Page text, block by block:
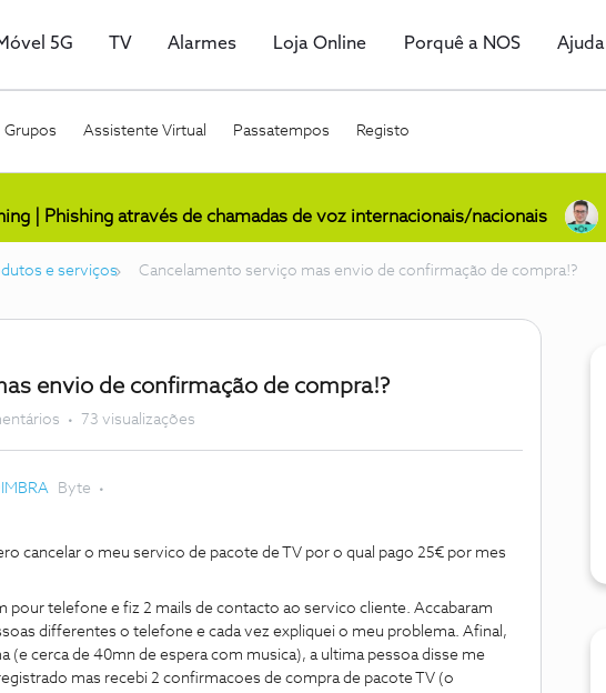
5G TV Alarmes Loja Online Porquê a NOS Ajuda
Grupos Assistente Virtual Passatempos Registo
| Phishing através de chamadas de voz internacionais/nacionais
e serviços Cancelamento serviço mas envio de confirmação de compra!?
envio de confirmação de compra!?
73 visualizações
Byte
cancelar o meu servico de pacote de TV por o qual pago 25€ por mes
pour telefone e fiz 2 mails de contacto ao servico cliente. Accabaram
differentes o telefone e cada vez expliquei o meu problema. Afinal,
(e cerca de 40mn de espera com musica), a ultima pessoa disse me
mas recebi 2 confirmacoes de compra de pacote TV (o